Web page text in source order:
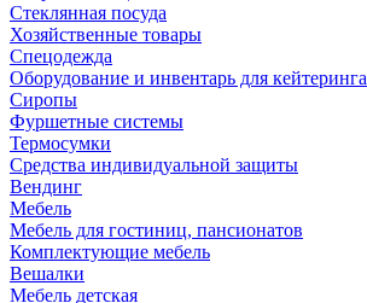
Стеклянная посуда
Хозяйственные товары
Спецодежда
Оборудование и инвентарь для кейтеринга
Сиропы
Фуршетные системы
Термосумки
Средства индивидуальной защиты
Вендинг
Мебель
Мебель для гостиниц, пансионатов
Комплектующие мебель
Вешалки
Мебель детская